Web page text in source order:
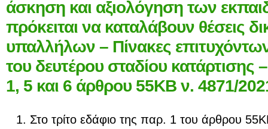
άσκηση και αξιολόγηση των
πρόκειται να καταλάβουν θέσεις
υπαλλήλων – Πίνακες
του δευτέρου σταδίου
1, 5 και 6 άρθρου 55ΚΒ ν. 4871/
Στο τρίτο εδάφιο της παρ. 1 του άρθρου